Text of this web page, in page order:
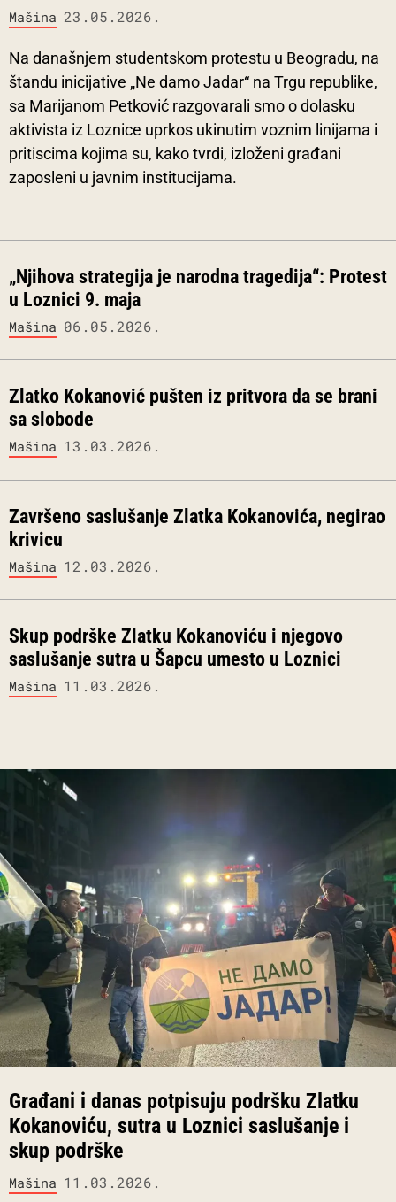
Mašina 23.05.2026.
Na današnjem studentskom protestu u Beogradu, na
štandu inicijative „Ne damo Jadar“ na Trgu republike,
sa Marijanom Petković razgovarali smo o dolasku
aktivista iz Loznice uprkos ukinutim voznim linijama i
pritiscima kojima su, kako tvrdi, izloženi građani
zaposleni u javnim institucijama.
„Njihova strategija je narodna tragedija“: Protest
u Loznici 9. maja
Mašina 06.05.2026.
Zlatko Kokanović pušten iz pritvora da se brani
sa slobode
Mašina 13.03.2026.
Završeno saslušanje Zlatka Kokanovića, negirao
krivicu
Mašina 12.03.2026.
Skup podrške Zlatku Kokanoviću i njegovo
saslušanje sutra u Šapcu umesto u Loznici
Mašina 11.03.2026.
Građani i danas potpisuju podršku Zlatku
Kokanoviću, sutra u Loznici saslušanje i
skup podrške
Mašina 11.03.2026.